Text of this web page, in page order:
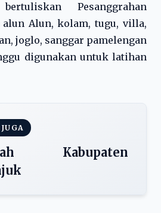
Pesanggrahan
alun Alun, kolam, tugu, villa,
joglo, sanggar pamelengan
digunakan untuk latihan
Kabupaten